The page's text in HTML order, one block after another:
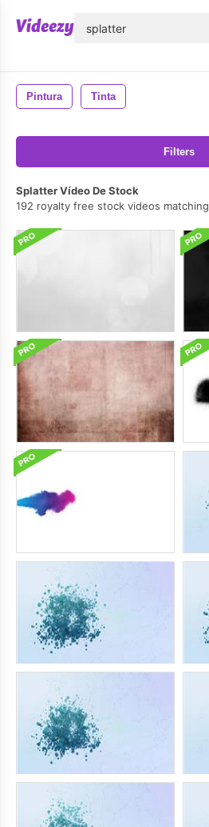
Pintura Tinta
Filters
Splatter Vídeo De Stock
192 royalty free stock videos matching